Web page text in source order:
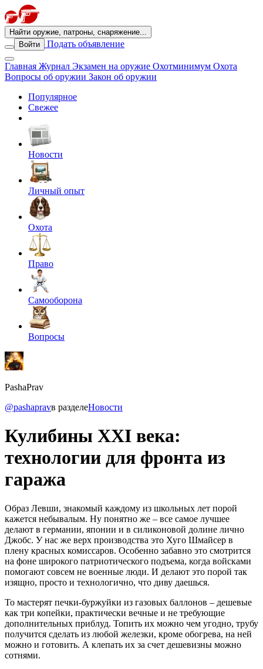
Найти оружие, патроны, снаряжение...
Войти
Подать объявление
Главная Журнал Экзамен на оружие Охотминимум Охота
Вопросы об оружии Закон об оружии
Популярное
Свежее
Новости
Личный опыт
Охота
Право
Самооборона
Вопросы
PashaPrav
@pashapravв разделеНовости
Кулибины XXI века:
технологии для фронта из
гаража
Образ Левши, знакомый каждому из школьных лет порой
кажется небывалым. Ну понятно же – все самое лучшее
делают в германии, японии и в силиконовой долине лично
Джобс. У нас же верх производства это Хуго Шмайсер в
плену красных комиссаров. Особенно забавно это смотрится
на фоне широкого патриотического подъема, когда войсками
помогают совсем не военные люди. И делают это порой так
изящно, просто и технологично, что диву даешься.
То мастерят печки-буржуйки из газовых баллонов – дешевые
как три копейки, практически вечные и не требующие
дополнительных приблуд. Топить их можно чем угодно, трубу
получится сделать из любой железки, кроме обогрева, на ней
можно и готовить. А клепать их за счет дешевизны можно
сотнями.